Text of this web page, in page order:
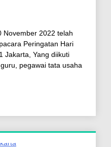
November 2022 telah
Peringatan Hari
Jakarta, Yang diikuti
pegawai tata usaha